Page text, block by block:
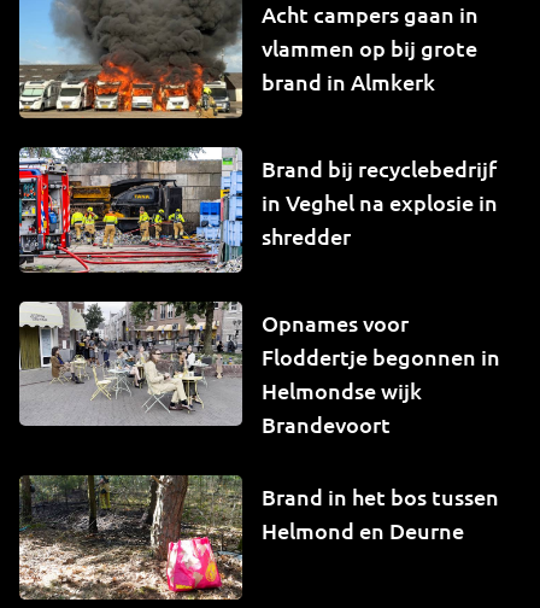
Acht campers gaan in
vlammen op bij grote
brand in Almkerk
Brand bij recyclebedrijf
in Veghel na explosie in
shredder
Opnames voor
Floddertje begonnen in
Helmondse wijk
Brandevoort
Brand in het bos tussen
Helmond en Deurne